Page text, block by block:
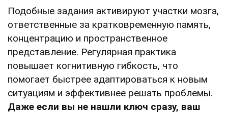
Подобные задания активируют участки мозга,
ответственные за кратковременную память,
концентрацию и пространственное
представление. Регулярная практика
повышает когнитивную гибкость, что
помогает быстрее адаптироваться к новым
ситуациям и эффективнее решать проблемы.
Даже если вы не нашли ключ сразу, ваш